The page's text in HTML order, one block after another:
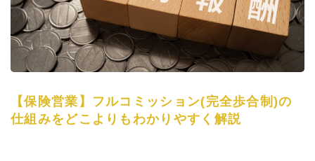
【保険営業】フルコミッション(完全歩合制)の
仕組みをどこよりもわかりやすく解説